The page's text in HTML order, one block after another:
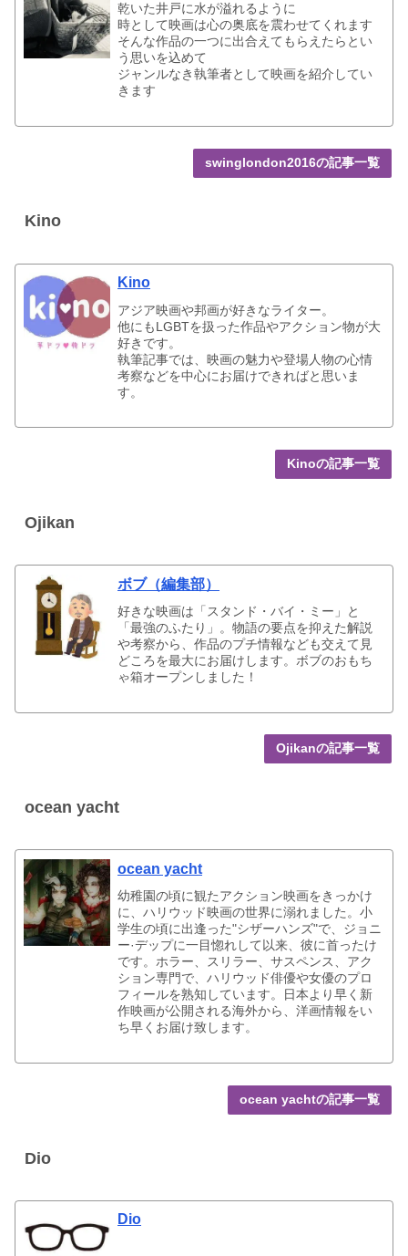
​乾いた井戸に水が溢れるように
時として映画は心の奥底を震わせてくれます
そんな作品の一つに出合えてもらえたらとい
う思いを込めて
ジャンルなき執筆者として映画を紹介してい
きます
swinglondon2016の記事一覧
Kino
Kino
アジア映画や邦画が好きなライター。
他にもLGBTを扱った作品やアクション物が大
好きです。
執筆記事では、映画の魅力や登場人物の心情
考察などを中心にお届けできればと思いま
す。
Kinoの記事一覧
Ojikan
ボブ（編集部）
好きな映画は「スタンド・バイ・ミー」と
「最強のふたり」。物語の要点を抑えた解説
や考察から、作品のプチ情報なども交えて見
どころを最大にお届けします。ボブのおもち
ゃ箱オープンしました！
Ojikanの記事一覧
ocean yacht
ocean yacht
幼稚園の頃に観たアクション映画をきっかけ
に、ハリウッド映画の世界に溺れました。小
学生の頃に出逢った"シザーハンズ"で、ジョニ
ー·デップに一目惚れして以来、彼に首ったけ
です。ホラー、スリラー、サスペンス、アク
ション専門で、ハリウッド俳優や女優のプロ
フィールを熟知しています。日本より早く新
作映画が公開される海外から、洋画情報をい
ち早くお届け致します。
ocean yachtの記事一覧
Dio
Dio